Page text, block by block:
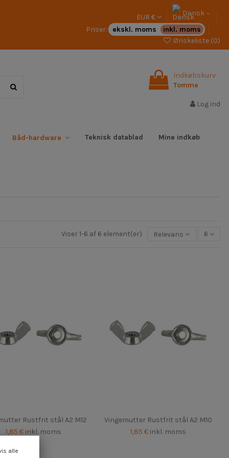
EUR €
Dansk
Priser:
ekskl. moms
inkl. moms
Ønskeliste (0)
Indkøbskurv
Tomme
Log ind
Båd-hardware Teknisk datablad Mine indkøb
Viser 1-6 af 6 element(er) Relevans 6
Rustfrit stål A2 M12
1,85 € inkl. moms
Vingemutter Rustfrit stål A2 M10
1,85 € inkl. moms
alle